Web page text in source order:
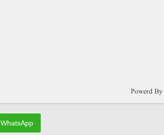
Powerd By
WhatsApp